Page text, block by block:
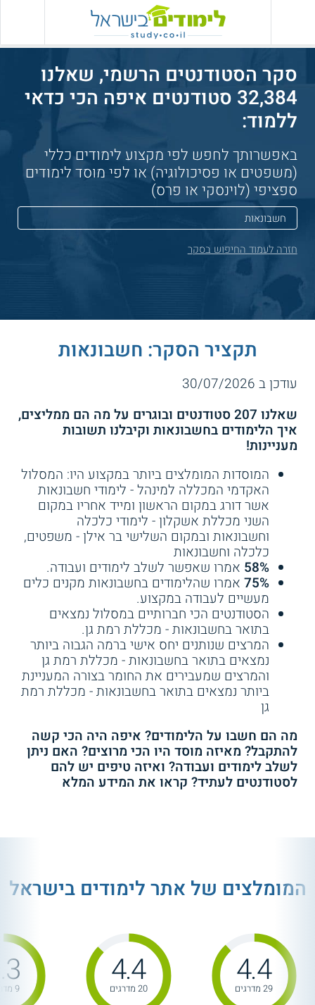
סקר הסטודנטים הרשמי, שאלנו
32,384 סטודנטים איפה הכי כדאי
ללמוד:
באפשרותך לחפש לפי מקצוע לימודים כללי
(משפטים או פסיכולוגיה) או לפי מוסד לימודים
ספציפי (לוינסקי או פרס)
חזרה לעמוד החיפוש בסקר
תקציר הסקר: חשבונאות
עודכן ב 30/07/2026
שאלנו 207 סטודנטים ובוגרים על מה הם ממליצים,
איך הלימודים בחשבונאות וקיבלנו תשובות
מעניינות!
המוסדות המומלצים ביותר במקצוע היו: המסלול
האקדמי המכללה למינהל - לימודי חשבונאות
אשר דורג במקום הראשון ומייד אחריו במקום
השני מכללת אשקלון - לימודי כלכלה
וחשבונאות ובמקום השלישי בר אילן - משפטים,
כלכלה וחשבונאות
58% אמרו שאפשר לשלב לימודים ועבודה.
75% אמרו שהלימודים בחשבונאות מקנים כלים
מעשיים לעבודה במקצוע.
הסטודנטים הכי חברותיים במסלול נמצאים
בתואר בחשבונאות - מכללת רמת גן.
המרצים שנותנים יחס אישי ברמה הגבוה ביותר
נמצאים בתואר בחשבונאות - מכללת רמת גן
והמרצים שמעבירים את החומר בצורה המעניינת
ביותר נמצאים בתואר בחשבונאות - מכללת רמת
גן
מה הם חשבו על הלימודים? איפה היה הכי קשה
להתקבל? מאיזה מוסד היו הכי מרוצים? האם ניתן
לשלב לימודים ועבודה? ואיזה טיפים יש להם
לסטודנטים לעתיד? קראו את המידע המלא
המומלצים של אתר לימודים בישראל
4.4
29 מדרגים 4.4
20 מדרגים 9 מדרגים